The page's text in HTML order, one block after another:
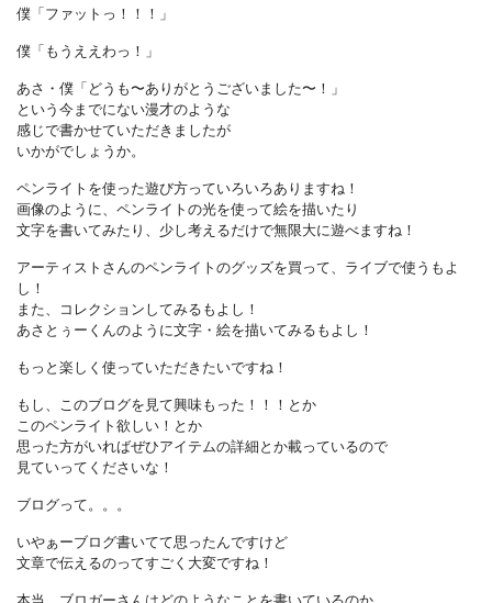
僕「ファットっ！！！」
僕「もうええわっ！」
あさ・僕「どうも〜ありがとうございました〜！」
という今までにない漫才のような
感じで書かせていただきましたが
いかがでしょうか。
ペンライトを使った遊び方っていろいろありますね！
画像のように、ペンライトの光を使って絵を描いたり
文字を書いてみたり、少し考えるだけで無限大に遊べますね！
アーティストさんのペンライトのグッズを買って、ライブで使うもよ
し！
また、コレクションしてみるもよし！
あさとぅーくんのように文字・絵を描いてみるもよし！
もっと楽しく使っていただきたいですね！
もし、このブログを見て興味もった！！！とか
このペンライト欲しい！とか
思った方がいればぜひアイテムの詳細とか載っているので
見ていってくださいな！
ブログって。。。
いやぁーブログ書いてて思ったんですけど
文章で伝えるのってすごく大変ですね！